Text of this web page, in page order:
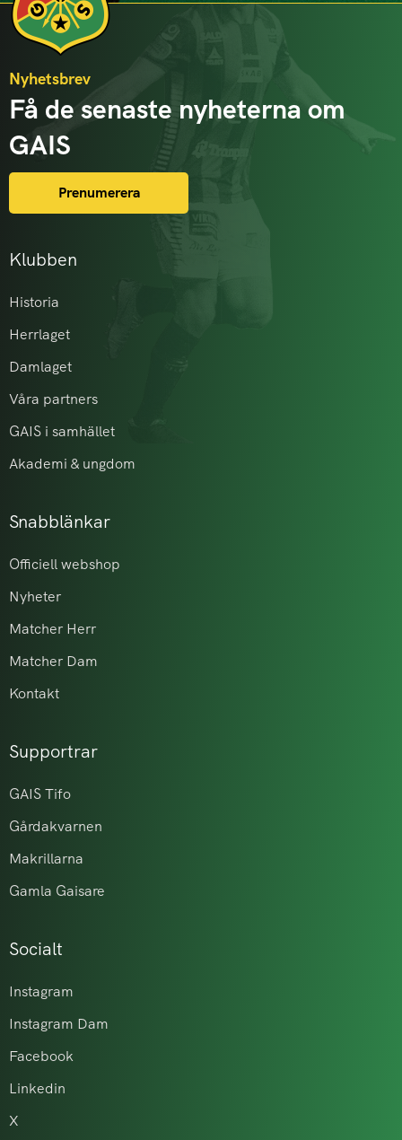
Klubben
Historia
Herrlaget
Damlaget
Våra partners
GAIS i samhället
Akademi & ungdom
Snabblänkar
Officiell webshop
Nyheter
Matcher Herr
Matcher Dam
Kontakt
Supportrar
GAIS Tifo
Gårdakvarnen
Makrillarna
Gamla Gaisare
Socialt
Instagram
Instagram Dam
Facebook
Linkedin
X
Nyhetsbrev
Få de senaste nyheterna om
GAIS
Prenumerera